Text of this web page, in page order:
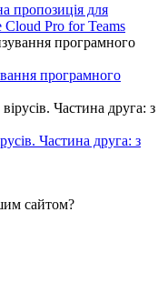
пропозиція для
Cloud Pro for Teams
програмного
Частина друга: з
сайтом?